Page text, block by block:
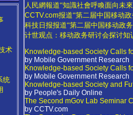
术
统
人民網報道“知識社會呼喚面向未
CCTV.com报道“第二届中国移动
科技日报报道“第二届中国移动政
计世观点：移动政务研讨会探讨知
Knowledge-based Society Calls
by Mobile Government Research
Knowledge-based Society Calls
by Mobile Government Research
Knowledge-based Society and
by People's Daily Online
The Second mGov Lab Seminar
by CCTV.com